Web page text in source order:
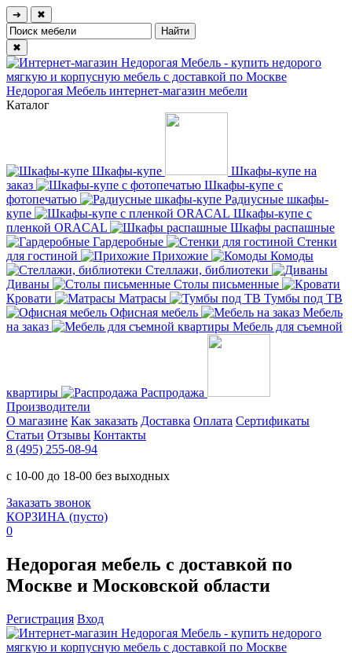
➔ ✖
✖
Недорогая Мебель интернет-магазин мебели
Каталог
Шкафы-купе
Шкафы-купе на
заказ
Шкафы-купе с
фотопечатью
Радиусные шкафы-
купе
Шкафы-купе с
пленкой ORACAL
Шкафы распашные
Гардеробные
Стенки
для гостиной
Прихожие
Комоды
Стеллажи, библиотеки
Диваны
Столы письменные
Кровати
Матрасы
Тумбы под ТВ
Офисная мебель
Мебель
на заказ
Мебель для съемной
квартиры
Распродажа
Производители
О магазине Как заказать Доставка Оплата Сертификаты
Статьи Отзывы Контакты
8 (495) 255-08-94
с 10-00 до 18-00 без выходных
Заказать звонок
КОРЗИНА (пусто)
0
Недорогая мебель с доставкой по
Москве и Московской области
Регистрация Вход